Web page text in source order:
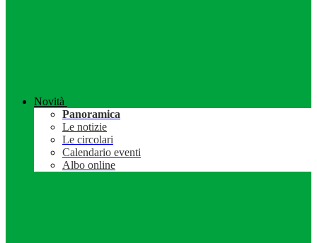
Novità
Panoramica
Le notizie
Le circolari
Calendario eventi
Albo online